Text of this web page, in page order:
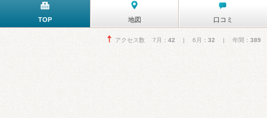
TOP 地図 口コミ
アクセス数 7月： 42 | 6月： 32 | 年間： 389